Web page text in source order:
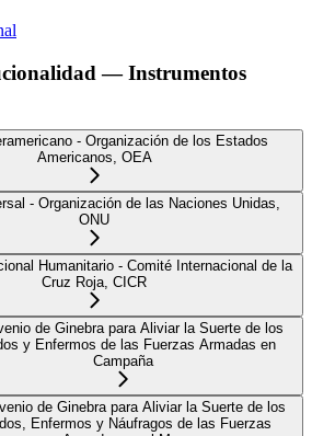
— Instrumentos
- Organización de los Estados
Americanos, OEA
- Organización de las Naciones Unidas,
ONU
Humanitario - Comité Internacional de la
Cruz Roja, CICR
de Ginebra para Aliviar la Suerte de los
y Enfermos de las Fuerzas Armadas en
Campaña
de Ginebra para Aliviar la Suerte de los
Enfermos y Náufragos de las Fuerzas